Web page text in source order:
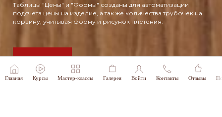
Главная Курсы Мастер-классы Галерея Войти Контакты Отзывы
Таблицы "Цены" и "Формы" созданы для автоматизации
подсчета цены на изделие, а так же количества трубочек на
корзину, учитывая форму и рисунок плетения.
Подробнее